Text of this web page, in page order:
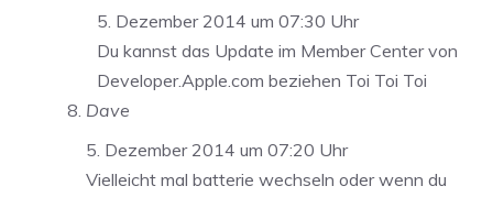
5. Dezember 2014 um 07:30 Uhr
Du kannst das Update im Member Center von
Developer.Apple.com beziehen Toi Toi Toi
Dave
5. Dezember 2014 um 07:20 Uhr
Vielleicht mal batterie wechseln oder wenn du